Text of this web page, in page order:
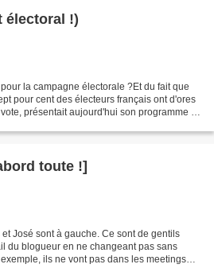
électoral !)
la campagne électorale ?Et du fait que
pour cent des électeurs français ont d'ores
présentait aujourd'hui son programme ?
toute !]
José sont à gauche. Ce sont de gentils
du blogueur en ne changeant pas sans
ils ne vont pas dans les meetings